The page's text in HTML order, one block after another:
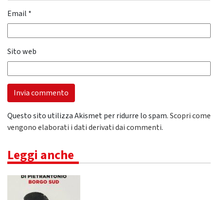
Email *
Sito web
Questo sito utilizza Akismet per ridurre lo spam.Scopri come
vengono elaborati i dati derivati dai commenti.
Leggi anche